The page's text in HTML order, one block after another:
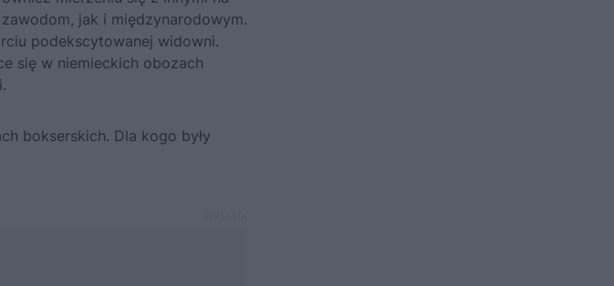
jak i międzynarodowym.
podekscytowanej widowni.
się w niemieckich obozach
bokserskich. Dla kogo były